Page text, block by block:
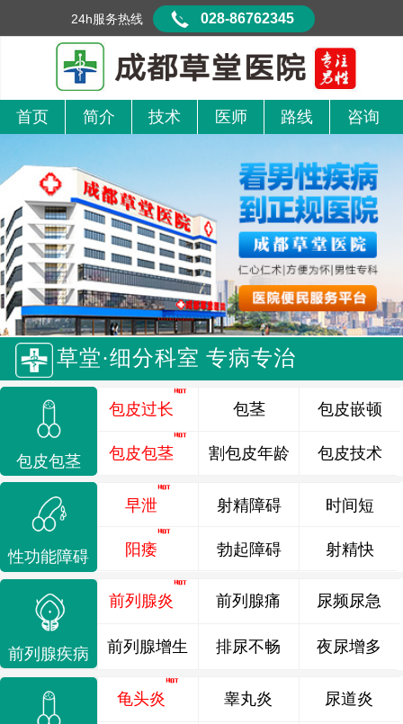
首页 简介 技术 医师 路线 咨询
草堂·细分科室 专病专治
包皮包茎
包皮过长
包皮包茎
包茎
割包皮年龄
包皮嵌顿
包皮技术
性功能障碍
早泄
阳痿
射精障碍
勃起障碍
时间短
射精快
前列腺疾病
前列腺炎 前列腺痛 尿频尿急
前列腺增生 排尿不畅 夜尿增多
龟头炎 睾丸炎 尿道炎
24h服务热线 028-86762345